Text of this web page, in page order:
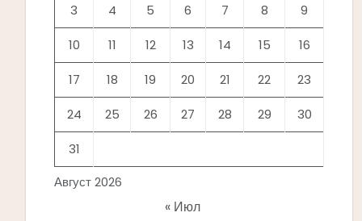
Август 2026
3 4 5 6 7 8 9
10 11 12 13 14 15 16
17 18 19 20 21 22 23
24 25 26 27 28 29 30
31
« Июл